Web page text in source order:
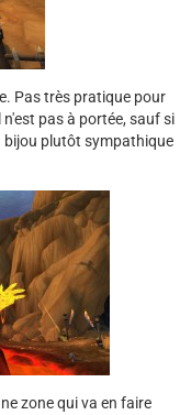
Pas très pratique pour
pas à portée, sauf si
bijou plutôt sympathique
zone qui va en faire